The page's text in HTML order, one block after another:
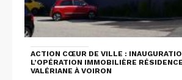
ACTION CŒUR DE VILLE :
L’OPÉRATION IMMOBILIÈRE
VALÉRIANE À VOIRON